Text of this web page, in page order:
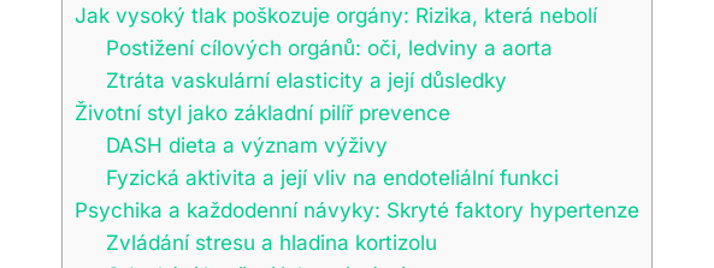
Jak vysoký tlak poškozuje orgány: Rizika, která nebolí
Postižení cílových orgánů: oči, ledviny a aorta
Ztráta vaskulární elasticity a její důsledky
Životní styl jako základní pilíř prevence
DASH dieta a význam výživy
Fyzická aktivita a její vliv na endoteliální funkci
Psychika a každodenní návyky: Skryté faktory hypertenze
Zvládání stresu a hladina kortizolu